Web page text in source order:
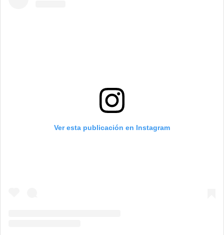
Ver esta publicación en Instagram